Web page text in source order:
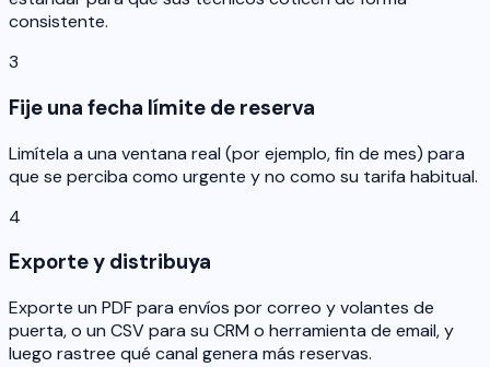
consistente.
3
Fije una fecha límite de reserva
Limítela a una ventana real (por ejemplo, fin de mes) para
que se perciba como urgente y no como su tarifa habitual.
4
Exporte y distribuya
Exporte un PDF para envíos por correo y volantes de
puerta, o un CSV para su CRM o herramienta de email, y
luego rastree qué canal genera más reservas.